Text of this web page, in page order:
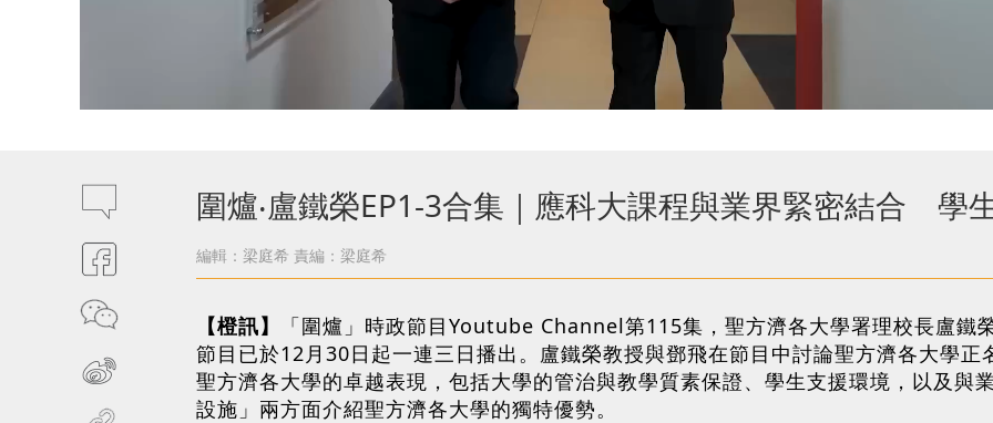
圍爐‧盧鐵榮EP1-3合集｜應科大課程與業界緊密結合 學
編輯：梁庭希 責編：梁庭希
【橙訊】
「圍爐」時政節目Youtube Channel第115集，聖方濟各大學署理校長盧鐵
節目已於12月30日起一連三日播出。盧鐵榮教授與鄧飛在節目中討論聖方濟各大學
聖方濟各大學的卓越表現，包括大學的管治與教學質素保證、學生支援環境，以及與
設施」兩方面介紹聖方濟各大學的獨特優勢。